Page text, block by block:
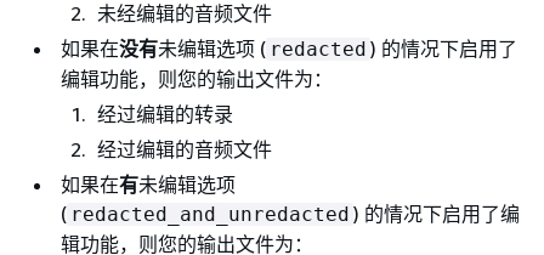
未经编辑的音频文件
如果在没有未编辑选项 ( redacted ) 的情况下启用了
编辑功能，则您的输出文件为：
经过编辑的转录
经过编辑的音频文件
如果在有未编辑选项
( redacted_and_unredacted ) 的情况下启用了编
辑功能，则您的输出文件为：